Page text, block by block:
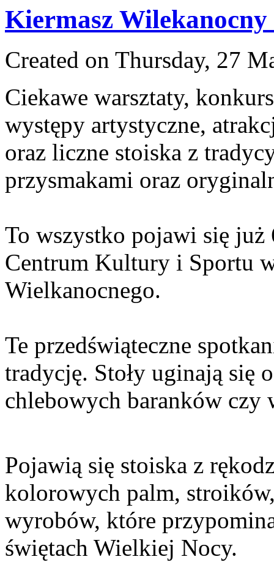
Kiermasz Wilekanocny
Created on Thursday, 27
Ciekawe warsztaty,
występy artystyczne,
oraz liczne stoiska z
przysmakami oraz
To wszystko pojawi się
Centrum Kultury i Sportu
Wielkanocnego.
Te przedświąteczne
tradycję. Stoły uginają się
chlebowych baranków czy
Pojawią się stoiska z
kolorowych palm,
wyrobów, które
świętach Wielkiej Nocy.